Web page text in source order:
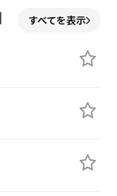
すべてを表示